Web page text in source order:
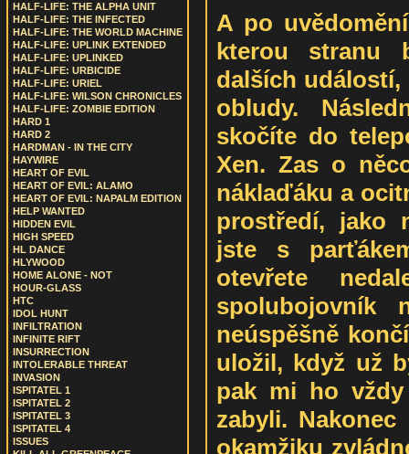
HALF-LIFE: THE ALPHA UNIT
HALF-LIFE: THE INFECTED
HALF-LIFE: THE WORLD MACHINE
HALF-LIFE: UPLINK EXTENDED
HALF-LIFE: UPLINKED
HALF-LIFE: URBICIDE
HALF-LIFE: URIEL
HALF-LIFE: WILSON CHRONICLES
HALF-LIFE: ZOMBIE EDITION
HARD 1
HARD 2
HARDMAN - IN THE CITY
HAYWIRE
HEART OF EVIL
HEART OF EVIL: ALAMO
HEART OF EVIL: NAPALM EDITION
HELP WANTED
HIDDEN EVIL
HIGH SPEED
HL DANCE
HLYWOOD
HOME ALONE - NOT
HOUR-GLASS
HTC
IDOL HUNT
INFILTRATION
INFINITE RIFT
INSURRECTION
INTOLERABLE THREAT
INVASION
ISPITATEL 1
ISPITATEL 2
ISPITATEL 3
ISPITATEL 4
ISSUES
A po
kterou stranu
dalších událostí,
obludy.
skočíte do
Xen. Zas o
náklaďáku a
prostředí, jako
jste s
otevřete
spolubojovník
neúspěšně
uložil, když už
pak mi ho
zabyli.
okamžiku